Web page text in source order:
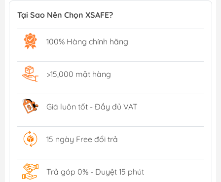
Tại Sao Nên Chọn XSAFE?
100% Hàng chính hãng
>15,000 mặt hàng
Giá luôn tốt - Đầy đủ VAT
15 ngày Free đổi trả
Trả góp 0% - Duyệt 15 phút